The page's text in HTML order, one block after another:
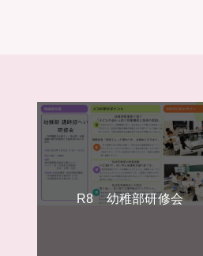
R8 幼稚部研修会